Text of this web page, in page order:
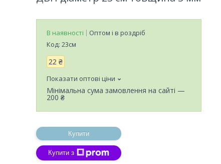
В наявності
Оптом і в роздріб
Код: 23см
22 ₴
Показати оптові ціни
Мінімальна сума замовлення на сайті —
200 ₴
Купити
Купити з